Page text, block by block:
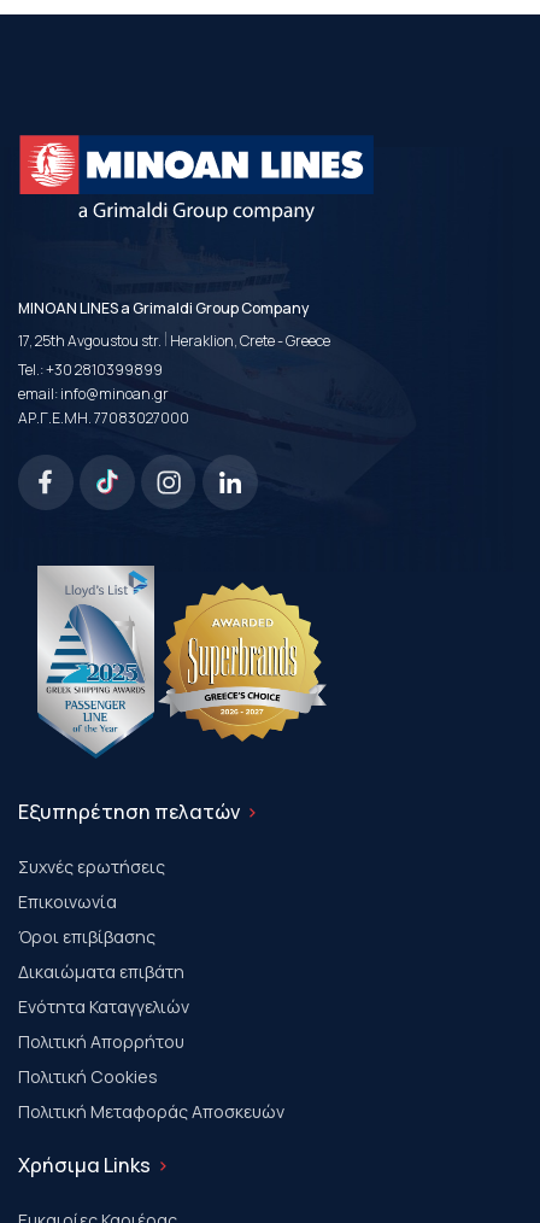
MINOAN LINES a Grimaldi Group Company
17, 25th Avgoustou str. | Heraklion, Crete - Greece
Tel.:+30 2810399899
email:info@minoan.gr
ΑΡ.Γ.Ε.ΜΗ. 77083027000
Εξυπηρέτηση πελατών
Συχνές ερωτήσεις
Επικοινωνία
Όροι επιβίβασης
Δικαιώματα επιβάτη
Ενότητα Καταγγελιών
Πολιτική Απορρήτου
Πολιτική Cookies
Πολιτική Μεταφοράς Αποσκευών
Χρήσιμα Links